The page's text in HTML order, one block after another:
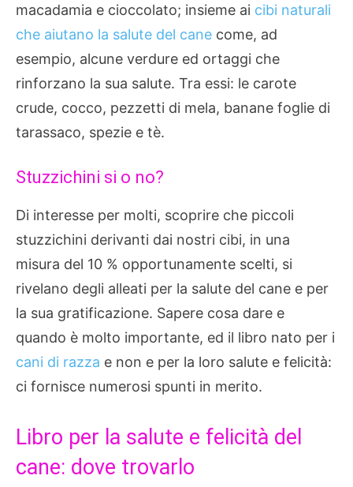
macadamia e cioccolato; insieme ai cibi naturali
che aiutano la salute del cane come, ad
esempio, alcune verdure ed ortaggi che
rinforzano la sua salute. Tra essi: le carote
crude, cocco, pezzetti di mela, banane foglie di
tarassaco, spezie e tè.
Stuzzichini si o no?
Di interesse per molti, scoprire che piccoli
stuzzichini derivanti dai nostri cibi, in una
misura del 10 % opportunamente scelti, si
rivelano degli alleati per la salute del cane e per
la sua gratificazione. Sapere cosa dare e
quando è molto importante, ed il libro nato per i
cani di razza e non e per la loro salute e felicità:
ci fornisce numerosi spunti in merito.
Libro per la salute e felicità del
cane: dove trovarlo